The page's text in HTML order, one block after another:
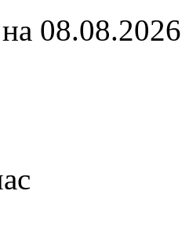
08.08.2026